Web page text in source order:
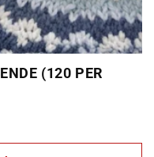
(120 PER